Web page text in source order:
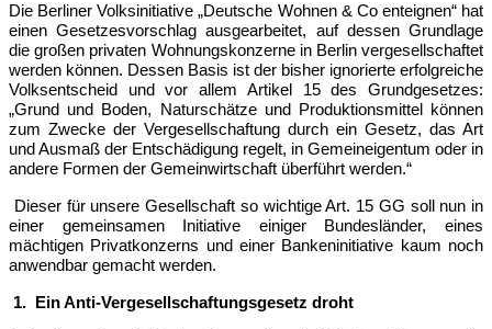
Die Berliner Volksinitiative „Deutsche Wohnen & Co enteignen“ hat
einen Gesetzesvorschlag ausgearbeitet, auf dessen Grundlage
die großen privaten Wohnungskonzerne in Berlin vergesellschaftet
werden können. Dessen Basis ist der bisher ignorierte erfolgreiche
Volksentscheid und vor allem Artikel 15 des Grundgesetzes:
„Grund und Boden, Naturschätze und Produktionsmittel können
zum Zwecke der Vergesellschaftung durch ein Gesetz, das Art
und Ausmaß der Entschädigung regelt, in Gemeineigentum oder in
andere Formen der Gemeinwirtschaft überführt werden.“
Dieser für unsere Gesellschaft so wichtige Art. 15 GG soll nun in
einer gemeinsamen Initiative einiger Bundesländer, eines
mächtigen Privatkonzerns und einer Bankeninitiative kaum noch
anwendbar gemacht werden.
1. Ein Anti-Vergesellschaftungsgesetz droht